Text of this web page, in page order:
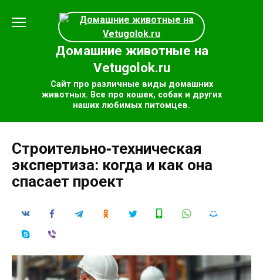
содержанию
Домашние животные на
Vetugolok.ru
Сайт про различные виды домашних
животных. Все про кошек, собак и других
наших любимых питомцев.
Строительно‑техническая
экспертиза: когда и как она
спасает проект